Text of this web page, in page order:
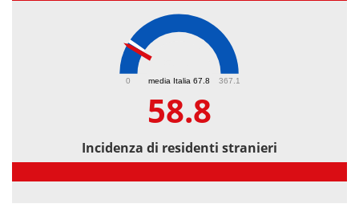
media Italia 67.8
0 367.1
58.8
Incidenza di residenti stranieri